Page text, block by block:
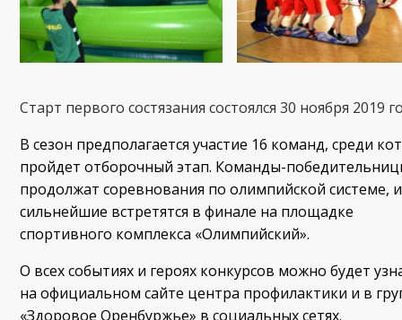
Старт первого состязания состоялся 30 ноября 2019
В сезон предполагается участие 16 команд, среди
пройдет отборочный этап. Команды-
продолжат соревнования по олимпийской системе, и
сильнейшие встретятся в финале на площадке
спортивного комплекса «Олимпийский».
О всех событиях и героях конкурсов можно будет
на официальном сайте центра профилактики и в
«Здоровое Оренбуржье» в социальных сетях.